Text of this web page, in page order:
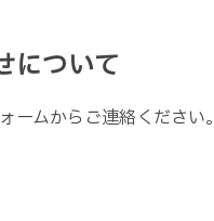
について
ームからご連絡ください。